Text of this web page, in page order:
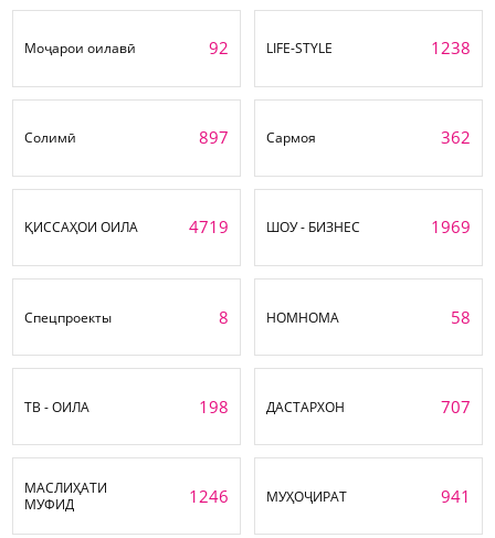
Моҷарои оилавӣ 92 LIFE-STYLE 1238
Солимӣ 897 Сармоя 362
ҚИССАҲОИ ОИЛА 4719 ШОУ - БИЗНЕС 1969
Спецпроекты 8 НОМНОМА 58
ТВ - ОИЛА 198 ДАСТАРХОН 707
МАСЛИҲАТИ
МУФИД
1246 МУҲОҶИРАТ 941